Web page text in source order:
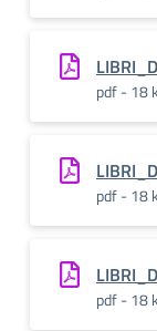
pdf - 18
pdf - 18
pdf - 18